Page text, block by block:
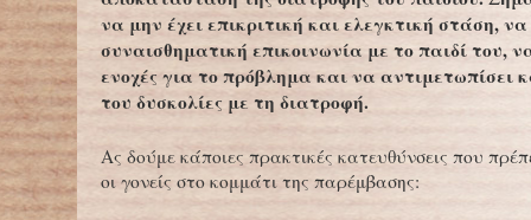
να μην έχει επικριτική και ελεγκτική στάση, να
συναισθηματική επικοινωνία με το παιδί του,
ενοχές για το πρόβλημα και να αντιμετωπίσει
του δυσκολίες με τη διατροφή.
Aς δούμε κάποιες πρακτικές κατευθύνσεις που
οι γονείς στο κομμάτι της παρέμβασης: